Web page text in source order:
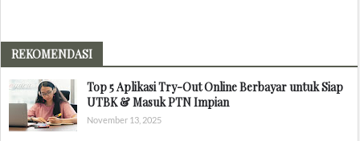
REKOMENDASI
Top 5 Aplikasi Try-Out Online Berbayar untuk Siap
UTBK & Masuk PTN Impian
November 13, 2025